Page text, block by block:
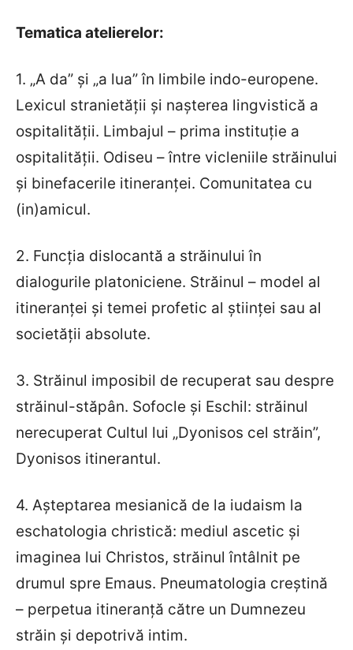
Tematica atelierelor:
1. „A da” şi „a lua” în limbile indo-europene.
Lexicul stranietăţii şi naşterea lingvistică a
ospitalităţii. Limbajul – prima instituţie a
ospitalităţii. Odiseu – între vicleniile străinului
şi binefacerile itineranţei. Comunitatea cu
(in)amicul.
2. Funcţia dislocantă a străinului în
dialogurile platoniciene. Străinul – model al
itineranţei şi temei profetic al ştiinţei sau al
societăţii absolute.
3. Străinul imposibil de recuperat sau despre
străinul-stăpân. Sofocle şi Eschil: străinul
nerecuperat Cultul lui „Dyonisos cel străin”,
Dyonisos itinerantul.
4. Aşteptarea mesianică de la iudaism la
eschatologia christică: mediul ascetic şi
imaginea lui Christos, străinul întâlnit pe
drumul spre Emaus. Pneumatologia creştină
– perpetua itineranţă către un Dumnezeu
străin şi depotrivă intim.